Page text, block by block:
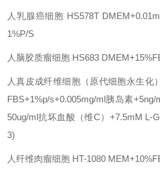
人乳腺癌细胞 HS578T
1%P/S
人脑胶质瘤细胞 HS683
人真皮成纤维细胞（原代细胞永生化）
FBS+1%p/s+0.005mg/ml胰岛素
50ug/ml抗坏血酸（维C）+7.5mM L-
3)
人纤维肉瘤细胞 HT-1080